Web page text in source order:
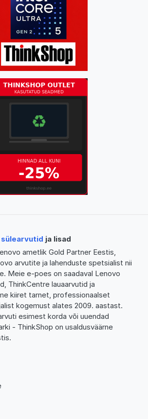
sülearvutid ja lisad
ametlik Gold Partner Eestis,
arvutite ja lahenduste spetsialist nii
Meie e-poes on saadaval Lenovo
ThinkCentre lauaarvutid ja
kiiret tarnet, professionaalset
kogemust alates 2009. aastast.
esimest korda või uuendad
- ThinkShop on usaldusväärne